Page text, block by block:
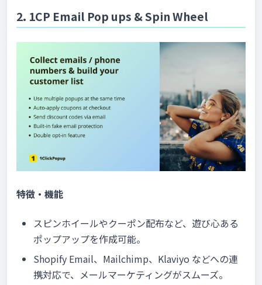
2. 1CP Email Pop ups & Spin Wheel
特徴・機能
スピンホイールやクーポン配布など、遊び心ある
ポップアップを作成可能。
Shopify Email、Mailchimp、Klaviyo などへの連
携対応で、メールマーケティングがスムーズ。